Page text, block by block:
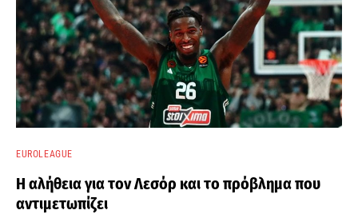
EUROLEAGUE
Η αλήθεια για τον Λεσόρ και το πρόβλημα που
αντιμετωπίζει